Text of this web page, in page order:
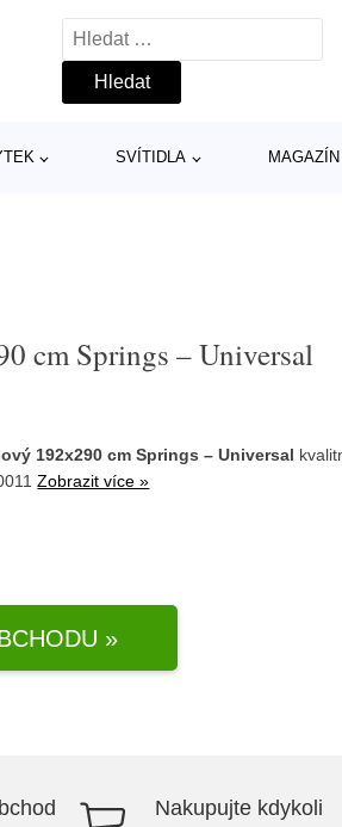
Vyhledávání
SVÍTIDLA MAGAZÍN
cm Springs – Universal
192x290 cm Springs – Universal
Zobrazit více »
»
Nakupujte kdykoli